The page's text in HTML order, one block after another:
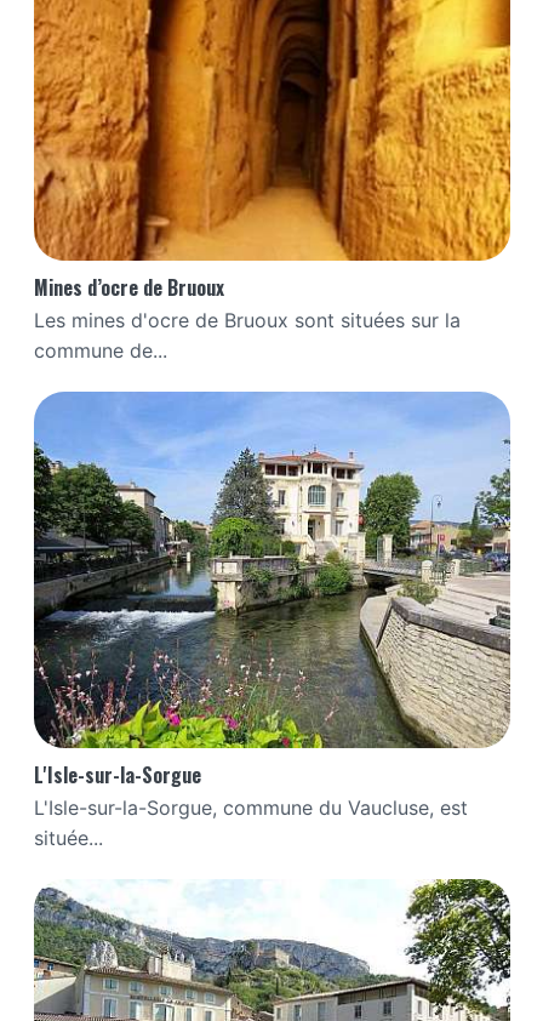
Mines d’ocre de Bruoux
Les mines d'ocre de Bruoux sont situées sur la
commune de...
L'Isle-sur-la-Sorgue
L'Isle-sur-la-Sorgue, commune du Vaucluse, est
située...